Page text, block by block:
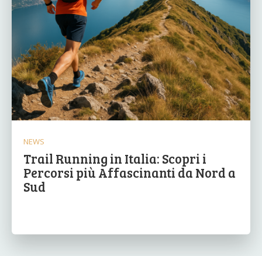
NEWS
Trail Running in Italia: Scopri i
Percorsi più Affascinanti da Nord a
Sud